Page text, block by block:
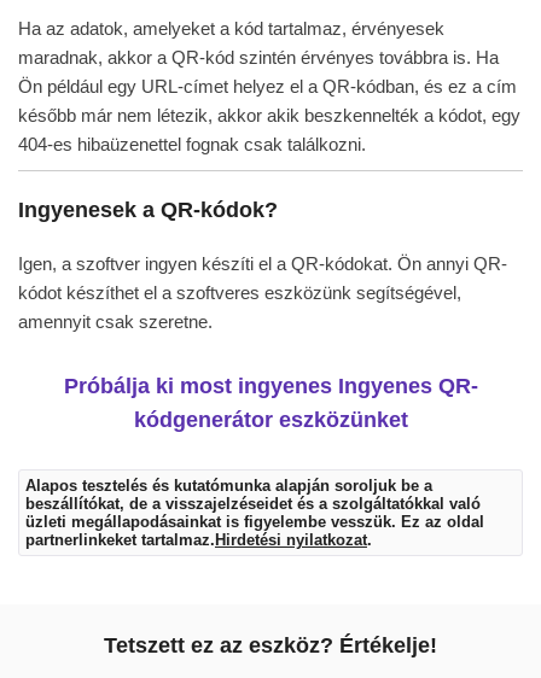
Ha az adatok, amelyeket a kód tartalmaz, érvényesek
maradnak, akkor a QR-kód szintén érvényes továbbra is. Ha
Ön például egy URL-címet helyez el a QR-kódban, és ez a cím
később már nem létezik, akkor akik beszkennelték a kódot, egy
404-es hibaüzenettel fognak csak találkozni.
Ingyenesek a QR-kódok?
Igen, a szoftver ingyen készíti el a QR-kódokat. Ön annyi QR-
kódot készíthet el a szoftveres eszközünk segítségével,
amennyit csak szeretne.
Próbálja ki most ingyenes Ingyenes QR-
kódgenerátor eszközünket
Alapos tesztelés és kutatómunka alapján soroljuk be a
beszállítókat, de a visszajelzéseidet és a szolgáltatókkal való
üzleti megállapodásainkat is figyelembe vesszük. Ez az oldal
partnerlinkeket tartalmaz. Hirdetési nyilatkozat.
Tetszett ez az eszköz? Értékelje!